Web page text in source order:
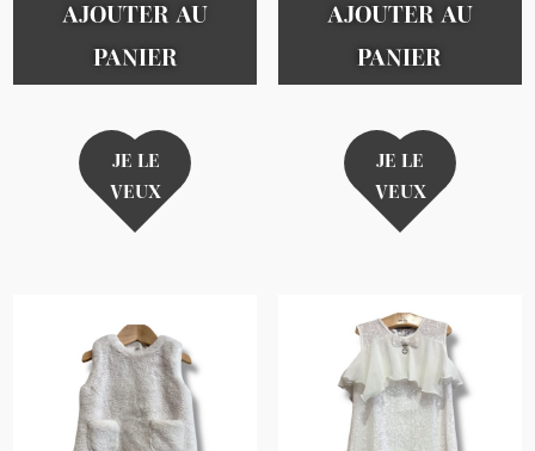
AJOUTER AU
PANIER
JE LE
VEUX
AJOUTER AU
PANIER
JE LE
VEUX